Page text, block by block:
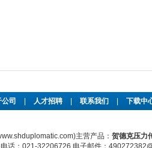
司 人才招聘 联系我们 下载中
主营产品： 贺德克压力
话：021-32206726 电子邮件：